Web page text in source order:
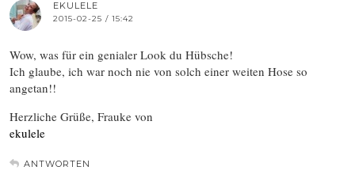
EKULELE
2015-02-25 / 15:42
Wow, was für ein genialer Look du Hübsche!
Ich glaube, ich war noch nie von solch einer weiten Hose so
angetan!!
Herzliche Grüße, Frauke von
ekulele
ANTWORTEN